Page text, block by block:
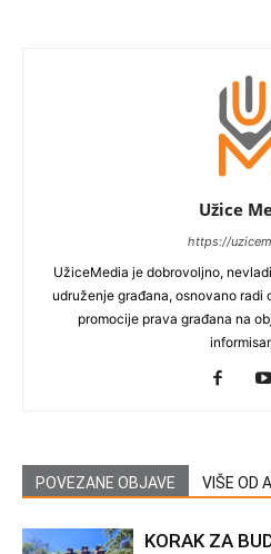
Užice
https://
UžiceMedia je dobrovoljno,
udruženje građana, osnovano radi
promocije prava građana na
POVEZANE OBJAVE VIŠE OD
KORAK ZA